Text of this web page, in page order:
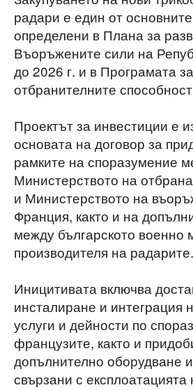
радари е един от
определени в Плана за
Въоръжените сили на
до 2026 г. и в Програмата
отбранителните
Проектът за инвестиции е
основата на договор за
рамките на споразумение
Министерството на
и Министерството на
Франция, както и на
между българското военно
производителя на радарите.
Иницитивата включва
инсталиране и интеграция
услуги и дейности по
французите, както и
допълнително оборудване
свързани с